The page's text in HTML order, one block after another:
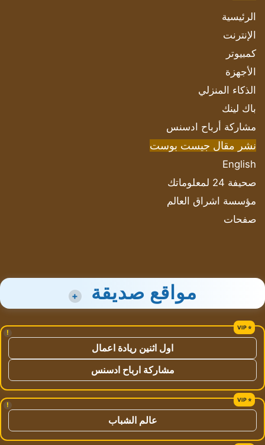
الرئيسية
الإنترنت
كمبيوتر
الأجهزة
الذكاء المنزلي
باك لينك
مشاركة أرباح ادسنس
نشر مقال جيست بوست
English
صحيفة 24 لمعلوماتك
مؤسسة اشراق العالم
صفحات
مواقع صديقة +
!
اول اثنين ريادة اعمال
مشاركة ارباح ادسنس
!
عالم الشباب